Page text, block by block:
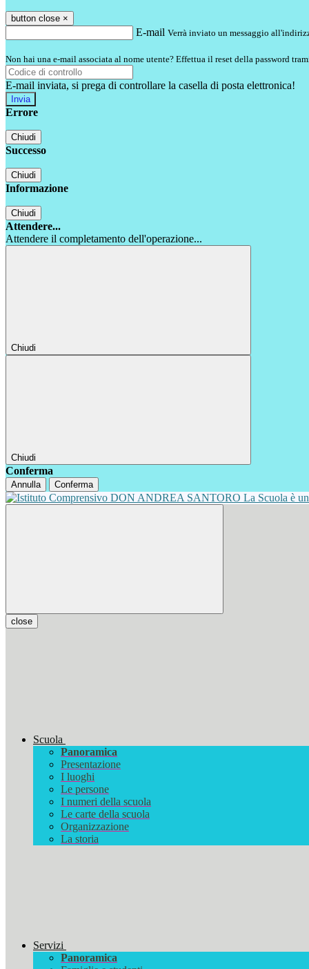
button close ×
E-mail Verrà inviato un messaggio
Non hai una e-mail associata al nome utente? Effettua il reset della password
E-mail inviata, si prega di controllare la casella di posta elettronica!
Errore
Chiudi
Successo
Chiudi
Informazione
Chiudi
Attendere...
Attendere il completamento dell'operazione...
Chiudi
Chiudi
Conferma
Annulla Conferma
La Scuola è un
close
Scuola
Panoramica
Presentazione
I luoghi
Le persone
I numeri della scuola
Le carte della scuola
Organizzazione
La storia
Servizi
Panoramica